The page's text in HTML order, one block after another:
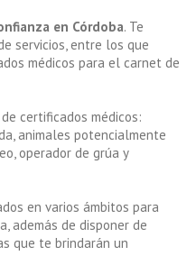
en Córdoba. Te
servicios, entre los que
médicos para el carnet de
certificados médicos:
animales potencialmente
operador de grúa y
en varios ámbitos para
además de disponer de
que te brindarán un